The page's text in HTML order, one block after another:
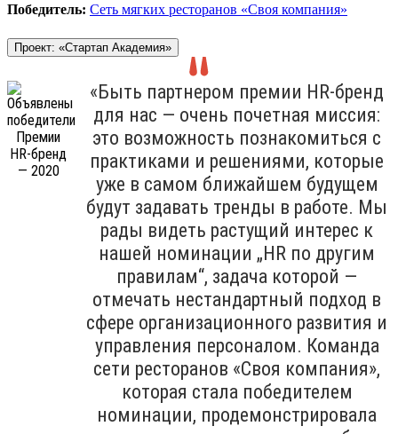
Победитель: Сеть мягких ресторанов «Своя компания»
Проект: «Стартап Академия»
«Быть партнером премии HR-бренд
для нас — очень почетная миссия:
это возможность познакомиться с
практиками и решениями, которые
уже в самом ближайшем будущем
будут задавать тренды в работе. Мы
рады видеть растущий интерес к
нашей номинации „HR по другим
правилам“, задача которой —
отмечать нестандартный подход в
сфере организационного развития и
управления персоналом. Команда
сети ресторанов «Своя компания»,
которая стала победителем
номинации, продемонстрировала